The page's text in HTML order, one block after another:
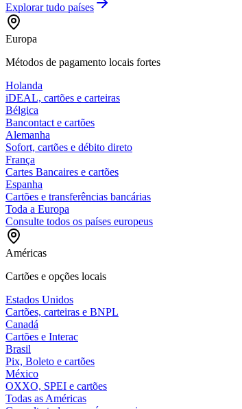
Explorar tudo países
Europa
Métodos de pagamento locais fortes
Holanda
iDEAL, cartões e carteiras
Bélgica
Bancontact e cartões
Alemanha
Sofort, cartões e débito direto
França
Cartes Bancaires e cartões
Espanha
Cartões e transferências bancárias
Toda a Europa
Consulte todos os países europeus
Américas
Cartões e opções locais
Estados Unidos
Cartões, carteiras e BNPL
Canadá
Cartões e Interac
Brasil
Pix, Boleto e cartões
México
OXXO, SPEI e cartões
Todas as Américas